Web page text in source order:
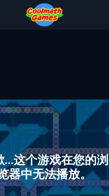
...这个游戏在您的浏
器中无法播放。